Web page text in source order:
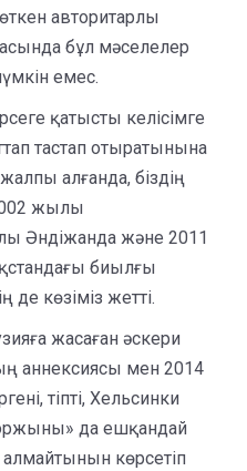
авторитарлы
бұл мәселелер
емес.
қатысты келісімге
тастап отыратынына
алғанда, біздің
жылы
Әндіжанда және 2011
биылғы
де көзіміз жетті.
жасаған әскери
аннексиясы мен 2014
тіпті, Хельсинки
да ешқандай
алмайтынын көрсетіп